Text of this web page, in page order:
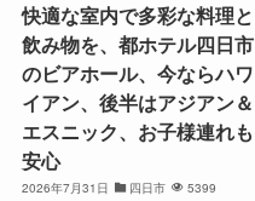
快適な室内で多彩な料理と
飲み物を、都ホテル四日市
のビアホール、今ならハワ
イアン、後半はアジアン＆
エスニック、お子様連れも
安心
2026年7月31日 四日市 5399